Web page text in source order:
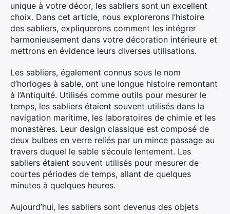
unique à votre décor, les sabliers sont un excellent
choix. Dans cet article, nous explorerons l’histoire
des sabliers, expliquerons comment les intégrer
harmonieusement dans votre décoration intérieure et
mettrons en évidence leurs diverses utilisations.
Les sabliers, également connus sous le nom
d’horloges à sable, ont une longue histoire remontant
à l’Antiquité. Utilisés comme outils pour mesurer le
temps, les sabliers étaient souvent utilisés dans la
navigation maritime, les laboratoires de chimie et les
monastères. Leur design classique est composé de
deux bulbes en verre reliés par un mince passage au
travers duquel le sable s’écoule lentement. Les
sabliers étaient souvent utilisés pour mesurer de
courtes périodes de temps, allant de quelques
minutes à quelques heures.
Aujourd’hui, les sabliers sont devenus des objets